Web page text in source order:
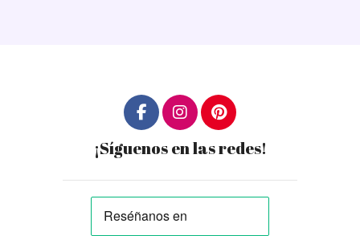
¡Síguenos en las redes!